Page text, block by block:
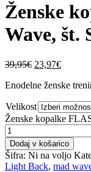
Ženske
Wave, št.
39,95€ 23,97€
Enodelne ženske
Velikost
Ženske kopalke
Dodaj v košarico
Šifra: Ni na voljo
Light Back, mad